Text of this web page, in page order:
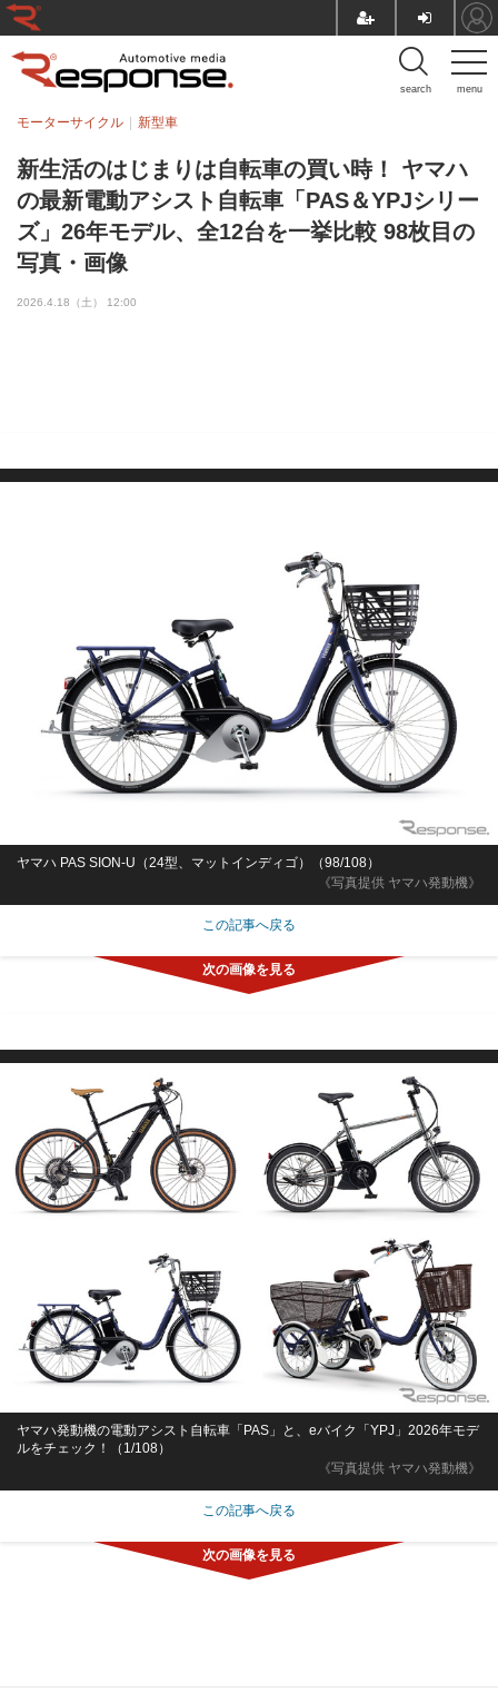
menu
search
新生活のはじまりは自転車の買い時！ ヤマハ
の最新電動アシスト自転車「PAS＆YPJシリー
ズ」26年モデル、全12台を一挙比較 98枚目の
写真・画像
モーターサイクル 新型車
2026.4.18（土） 12:00
《写真提供 ヤマハ発動機》
ヤマハ PAS SION-U（24型、マットインディゴ）（98/108）
この記事へ戻る
《写真提供 ヤマハ発動機》
ヤマハ発動機の電動アシスト自転車「PAS」と、eバイク「YPJ」2026年モデ
ルをチェック！（1/108）
この記事へ戻る